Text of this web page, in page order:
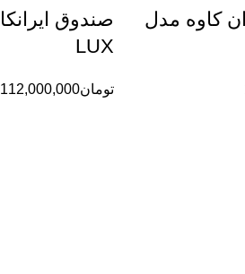
کاوه مدل
LUX
تومان112,000,000